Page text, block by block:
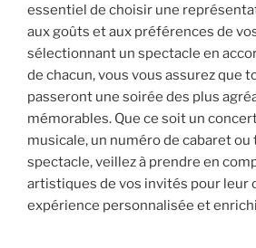
essentiel de choisir une
aux goûts et aux préférences de
sélectionnant un spectacle en
de chacun, vous vous assurez que
passeront une soirée des plus
mémorables. Que ce soit un
musicale, un numéro de cabaret
spectacle, veillez à prendre en
artistiques de vos invités pour leur
expérience personnalisée et